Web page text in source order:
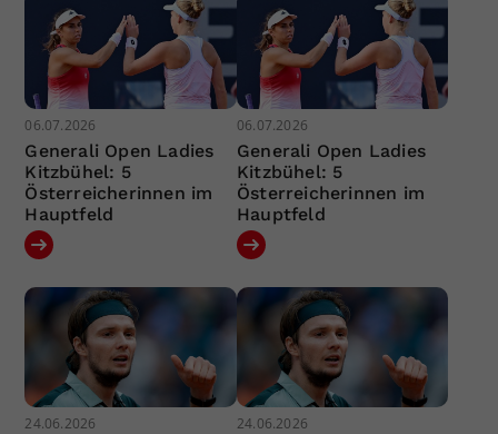
06.07.2026
Generali Open Ladies
Kitzbühel: 5
Österreicherinnen im
Hauptfeld
06.07.2026
Generali Open Ladies
Kitzbühel: 5
Österreicherinnen im
Hauptfeld
24.06.2026 24.06.2026